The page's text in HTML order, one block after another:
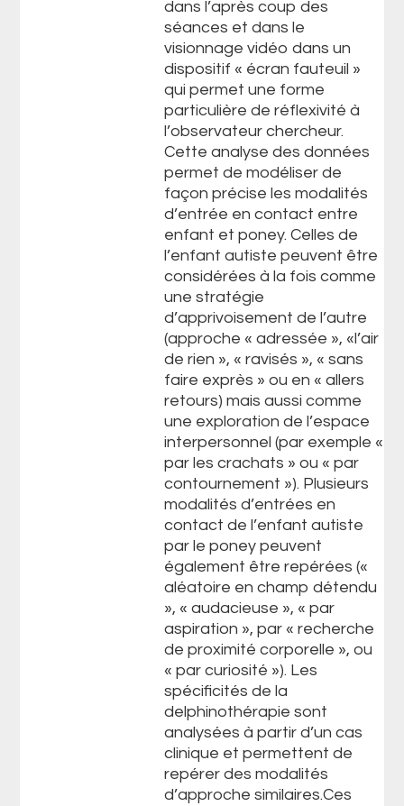
dans l’après coup des
séances et dans le
visionnage vidéo dans un
dispositif « écran fauteuil »
qui permet une forme
particulière de réflexivité à
l’observateur chercheur.
Cette analyse des données
permet de modéliser de
façon précise les modalités
d’entrée en contact entre
enfant et poney. Celles de
l’enfant autiste peuvent être
considérées à la fois comme
une stratégie
d’apprivoisement de l’autre
(approche « adressée », «l’air
de rien », « ravisés », « sans
faire exprès » ou en « allers
retours) mais aussi comme
une exploration de l’espace
interpersonnel (par exemple «
par les crachats » ou « par
contournement »). Plusieurs
modalités d’entrées en
contact de l’enfant autiste
par le poney peuvent
également être repérées («
aléatoire en champ détendu
», « audacieuse », « par
aspiration », par « recherche
de proximité corporelle », ou
« par curiosité »). Les
spécificités de la
delphinothérapie sont
analysées à partir d’un cas
clinique et permettent de
repérer des modalités
d’approche similaires.Ces